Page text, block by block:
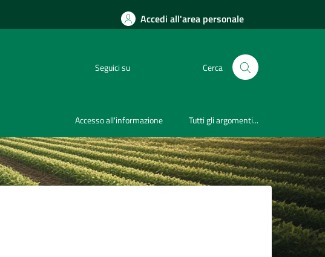
Accedi all'area personale
Seguici su Cerca
Accesso all'informazione Tutti gli argomenti...